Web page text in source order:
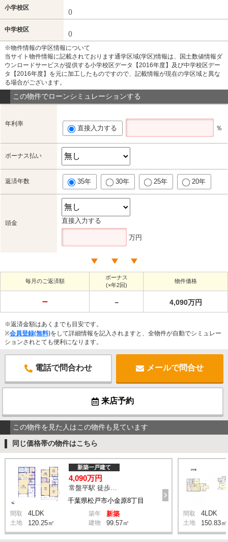
小学校区
()
中学校区
()
※物件情報の学区情報について
当サイト物件情報に記載されております通学区域(学区)情報は、国土数値情報ダ
ウンロードサービスが提供する小学校区データ【2016年度】及び中学校区デー
タ【2016年度】を元に加工したものですので、記載情報が現在の学区域と異な
る場合がございます。
この物件でローンシミュレーションする
年利率
直接入力する ％
ボーナス払い
返済年数 35年 30年 25年 20年
頭金 直接入力する
万円
毎月のご返済額
ボーナス
(×年2回)
物件価格
－ － 4,090万円
※返済金額はあくまでも目安です。
※会員登録(無料)をして詳細情報を記入されますと、全物件が自動でシミュレー
ションされとても便利になります。
電話で問合わせ メールで問合せ
来店予約
この物件を見た人はこの物件も見ています
同じ価格帯の物件はこちら
千葉県松戸市小金原8丁目
新築一戸建て
4,090万円
間取 4LDK 築年 新築
土地 120.25㎡ 建物 99.57㎡
間取 4LDK
土地 150.83㎡